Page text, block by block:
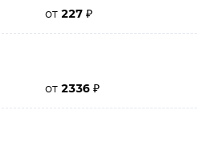
от 227 ₽
от 2336 ₽